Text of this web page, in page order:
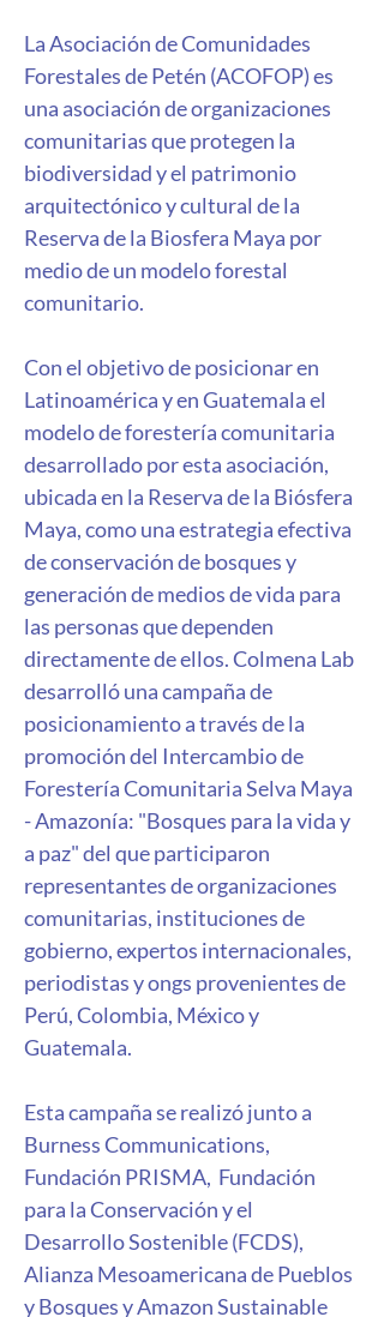
La Asociación de Comunidades
Forestales de Petén (ACOFOP) es
una asociación de organizaciones
comunitarias que protegen la
biodiversidad y el patrimonio
arquitectónico y cultural de la
Reserva de la Biosfera Maya por
medio de un modelo forestal
comunitario.
Con el objetivo de posicionar en
Latinoamérica y en Guatemala el
modelo de forestería comunitaria
desarrollado por esta asociación,
ubicada en la Reserva de la Biósfera
Maya, como una estrategia efectiva
de conservación de bosques y
generación de medios de vida para
las personas que dependen
directamente de ellos. ​Colmena Lab
desarrolló una campaña de
posicionamiento a través de la
promoción del Intercambio de
Forestería Comunitaria Selva Maya
- Amazonía: "Bosques para la vida y
a paz" del que participaron
representantes de organizaciones
comunitarias, instituciones de
gobierno, expertos internacionales,
periodistas y ongs provenientes de
Perú, Colombia, México y
Guatemala.
Esta campaña se realizó junto a
Burness Communications,
Fundación PRISMA,  Fundación
para la Conservación y el
Desarrollo Sostenible (FCDS),
Alianza Mesoamericana de Pueblos
y Bosques y Amazon Sustainable